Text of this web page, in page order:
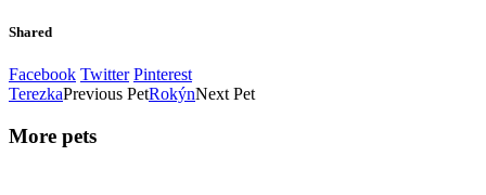
Shared
Facebook Twitter Pinterest
TerezkaPrevious PetRokýnNext Pet
More pets